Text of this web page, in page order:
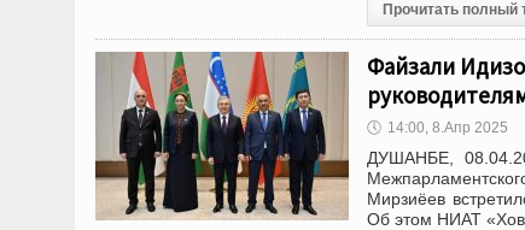
Прочитать полный
Файзали
🕔 14:00, 8.Апр 2025
ДУШАНБЕ,
Мирзиёев
Об этом НИАТ